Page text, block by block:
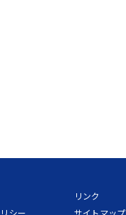
シー
リンク
サイトマップ